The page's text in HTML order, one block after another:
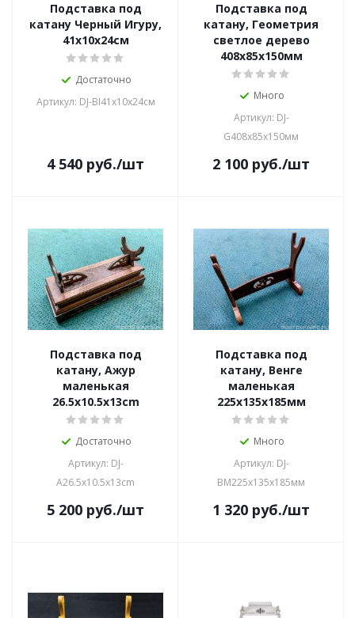
Подставка под
катану Черный Игуру,
41х10х24см
Достаточно
Артикул: DJ-BI41х10х24см
4 540 руб./шт
Подставка под
катану, Геометрия
светлое дерево
408х85х150мм
Много
Артикул: DJ-
G408х85х150мм
2 100 руб./шт
Подставка под
катану, Ажур
маленькая
26.5x10.5x13cm
Достаточно
Артикул: DJ-
A26.5x10.5x13cm
5 200 руб./шт
Подставка под
катану, Венге
маленькая
225х135х185мм
Много
Артикул: DJ-
BM225х135х185мм
1 320 руб./шт